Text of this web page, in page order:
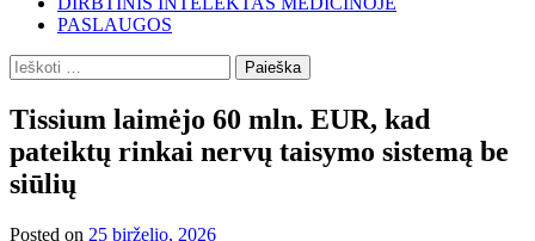
PASLAUGOS
Ieškoti:
Tissium laimėjo 60 mln. EUR, kad
pateiktų rinkai nervų taisymo sistemą be
siūlių
Posted on 25 birželio, 2026